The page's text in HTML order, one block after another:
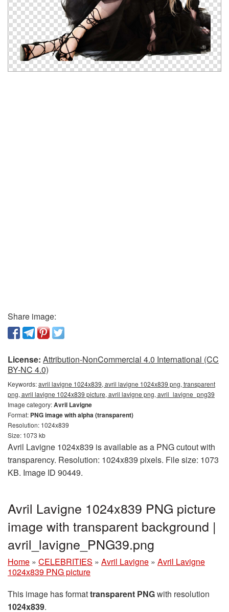
Share image:
License: Attribution-NonCommercial 4.0 International (CC
BY-NC 4.0)
Keywords:avril lavigne 1024x839, avril lavigne 1024x839 png, transparent
png, avril lavigne 1024x839 picture, avril lavigne png, avril_lavigne_png39
Image category:Avril Lavigne
Format: PNG image with alpha (transparent)
Resolution: 1024x839
Size: 1073 kb
Avril Lavigne 1024x839 is available as a PNG cutout with
transparency. Resolution: 1024x839 pixels. File size: 1073
KB. Image ID 90449.
Avril Lavigne 1024x839 PNG picture
image with transparent background |
avril_lavigne_PNG39.png
Home » CELEBRITIES » Avril Lavigne » Avril Lavigne
1024x839 PNG picture
This image has formattransparent PNGwith resolution
1024x839.